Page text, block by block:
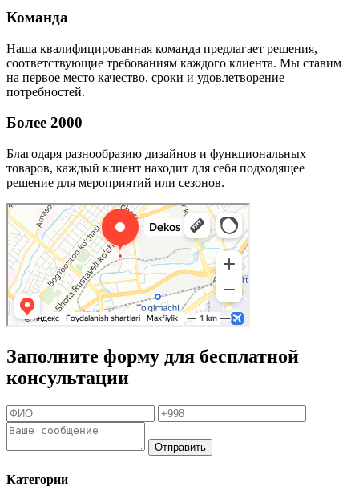
Команда
Наша квалифицированная команда предлагает решения,
соответствующие требованиям каждого клиента. Мы ставим
на первое место качество, сроки и удовлетворение
потребностей.
Более 2000
Благодаря разнообразию дизайнов и функциональных
товаров, каждый клиент находит для себя подходящее
решение для мероприятий или сезонов.
Заполните форму для бесплатной
консультации
Отправить
Категории